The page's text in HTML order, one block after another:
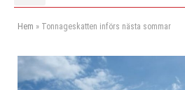
Hem » Tonnageskatten införs nästa sommar